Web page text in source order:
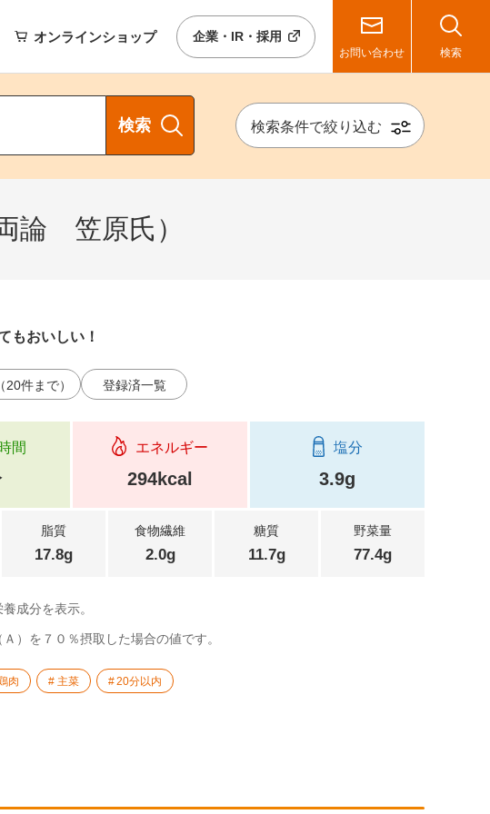
オンラインショップ 企業・IR・採用
お問い合わせ 検索
検索 検索条件で絞り込む
論 笠原氏）
もおいしい！
件まで） 登録済一覧
間 エネルギー
294kcal
塩分
3.9g
脂質
17.8g
食物繊維
2.0g
糖質
11.7g
野菜量
77.4g
成分を表示。
）を７０％摂取した場合の値です。
肉 主菜 20分以内